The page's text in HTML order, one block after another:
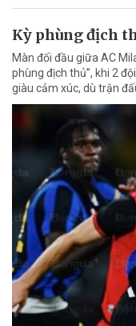
Kỳ phùng địch
Màn đối đầu giữa AC
phùng địch thủ”, khi 2
giàu cảm xúc, dù trận